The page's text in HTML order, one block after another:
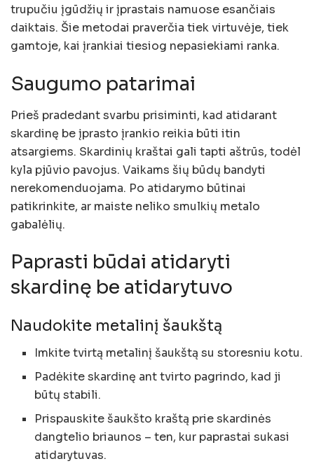
trupučiu įgūdžių ir įprastais namuose esančiais
daiktais. Šie metodai praverčia tiek virtuvėje, tiek
gamtoje, kai įrankiai tiesiog nepasiekiami ranka.
Saugumo patarimai
Prieš pradedant svarbu prisiminti, kad atidarant
skardinę be įprasto įrankio reikia būti itin
atsargiems. Skardinių kraštai gali tapti aštrūs, todėl
kyla pjūvio pavojus. Vaikams šių būdų bandyti
nerekomenduojama. Po atidarymo būtinai
patikrinkite, ar maiste neliko smulkių metalo
gabalėlių.
Paprasti būdai atidaryti
skardinę be atidarytuvo
Naudokite metalinį šaukštą
Imkite tvirtą metalinį šaukštą su storesniu kotu.
Padėkite skardinę ant tvirto pagrindo, kad ji
būtų stabili.
Prispauskite šaukšto kraštą prie skardinės
dangtelio briaunos – ten, kur paprastai sukasi
atidarytuvas.